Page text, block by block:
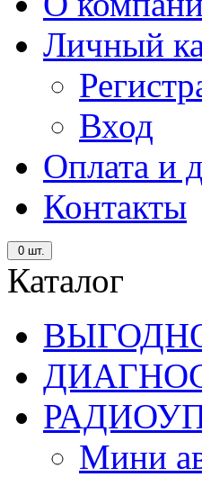
Личный
Вход
Оплата и
Контакты
0 шт.
Каталог
Мини